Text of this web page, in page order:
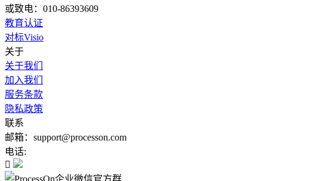
或致电：010-86393609
教育认证
对标Visio
关于
关于我们
加入我们
服务条款
隐私政策
联系
邮箱：support@processon.com
电话:
